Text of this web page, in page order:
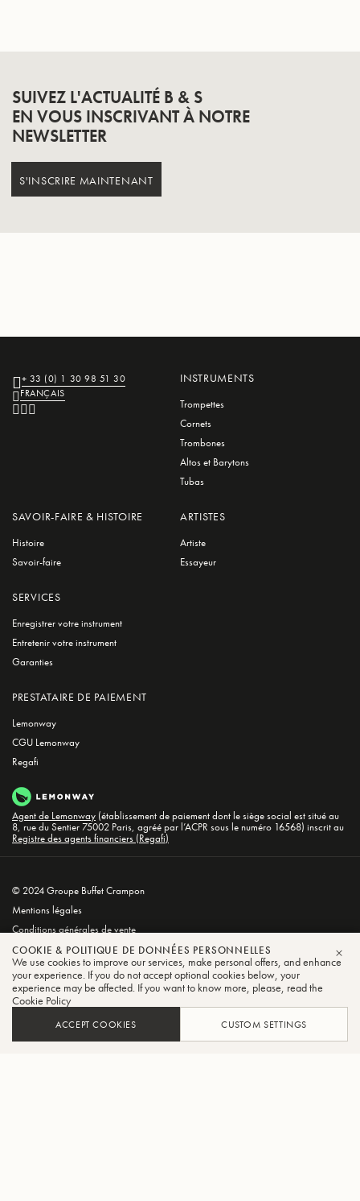
SUIVEZ L'ACTUALITÉ B & S
EN VOUS INSCRIVANT À NOTRE
NEWSLETTER
S'INSCRIRE MAINTENANT
INSTRUMENTS
Trompettes
Cornets
Trombones
Altos et Barytons
Tubas
SAVOIR-FAIRE & HISTOIRE
Histoire
Savoir-faire
+ 33 (0) 1 30 98 51 30
FRANÇAIS
ARTISTES
Artiste
Essayeur
SERVICES
Enregistrer votre instrument
Entretenir votre instrument
Garanties
PRESTATAIRE DE PAIEMENT
Lemonway
CGU Lemonway
Regafi
Agent de Lemonway (établissement de paiement dont le siège social est situé au
8, rue du Sentier 75002 Paris, agréé par l’ACPR sous le numéro 16568) inscrit au
Registre des agents financiers (Regafi)
© 2024 Groupe Buffet Crampon
Mentions légales
Conditions générales de vente
Politique de confidentialité et de cookies
COOKIE & POLITIQUE DE DONNÉES PERSONNELLES
We use cookies to improve our services, make personal offers, and enhance
your experience. If you do not accept optional cookies below, your
experience may be affected. If you want to know more, please, read the
Cookie Policy
ACCEPT COOKIES CUSTOM SETTINGS